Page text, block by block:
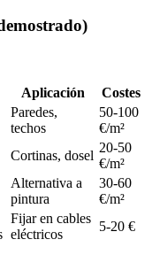
Aplicación
Costes
Paredes,
techos
50-100
€/m²
Cortinas, dosel
20-50
€/m²
Alternativa a
pintura
30-60
€/m²
Fijar en cables
eléctricos
5-20 €